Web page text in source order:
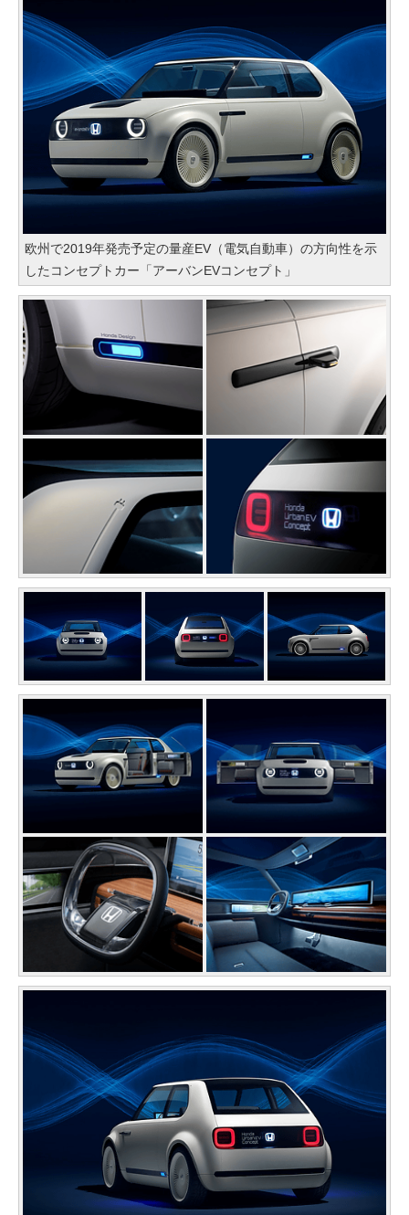
欧州で2019年発売予定の量産EV（電気自動車）の方向性を示
したコンセプトカー「アーバンEVコンセプト」